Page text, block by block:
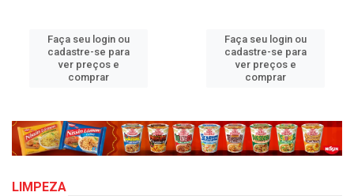
Faça seu login ou
cadastre-se para
ver preços e
comprar
Faça seu login ou
cadastre-se para
ver preços e
comprar
LIMPEZA